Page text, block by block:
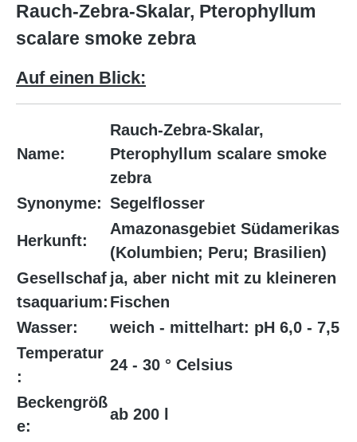
Rauch-Zebra-Skalar, Pterophyllum
scalare smoke zebra
Auf einen Blick:
Name:
Rauch-Zebra-Skalar,
Pterophyllum scalare smoke
zebra
Synonyme: Segelflosser
Herkunft:
Amazonasgebiet Südamerikas
(Kolumbien; Peru; Brasilien)
Gesellschaf
tsaquarium:
ja, aber nicht mit zu kleineren
Fischen
Wasser:
weich - mittelhart: pH 6,0 - 7,5
Temperatur
:
24 - 30 ° Celsius
Beckengröß
e:
ab 200 l